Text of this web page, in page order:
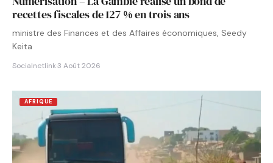
recettes fiscales de 127 % en trois ans
ministre des Finances et des Affaires économiques, Seedy
Keita
Socialnetlink·3 Août 2026
AFRIQUE